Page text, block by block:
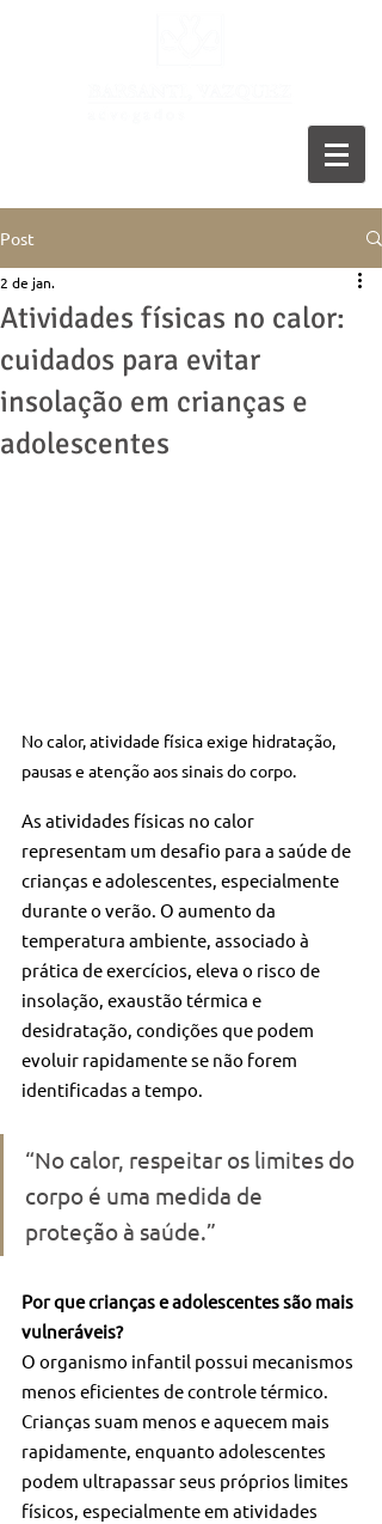
Post
Atividades físicas no calor:
cuidados para evitar
insolação em crianças e
adolescentes
2 de jan.
No calor, atividade física exige hidratação,
pausas e atenção aos sinais do corpo.
As atividades físicas no calor
representam um desafio para a saúde de
crianças e adolescentes, especialmente
durante o verão. O aumento da
temperatura ambiente, associado à
prática de exercícios, eleva o risco de
insolação, exaustão térmica e
desidratação, condições que podem
evoluir rapidamente se não forem
identificadas a tempo.
“No calor, respeitar os limites do
corpo é uma medida de
proteção à saúde.”
Por que crianças e adolescentes são mais
vulneráveis?
O organismo infantil possui mecanismos
menos eficientes de controle térmico.
Crianças suam menos e aquecem mais
rapidamente, enquanto adolescentes
podem ultrapassar seus próprios limites
físicos, especialmente em atividades